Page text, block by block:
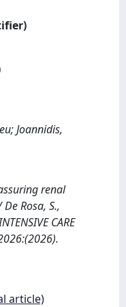
Joannidis,
renal
Rosa, S.,
CARE
article)